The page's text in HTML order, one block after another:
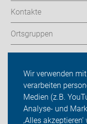
Wir verwenden
verarbeiten
Medien (z.B.
Analyse- und
‚Alles
Kontakte
Ortsgruppen
ADFC Aachen/Düren
Sei dabei
Presse
Login